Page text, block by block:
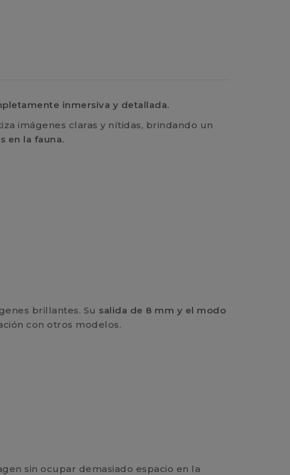
inmersiva y detallada.
imágenes claras y nítidas, brindando un
en la fauna.
brillantes. Su salida de 8 mm y el modo
con otros modelos.
sin ocupar demasiado espacio en la